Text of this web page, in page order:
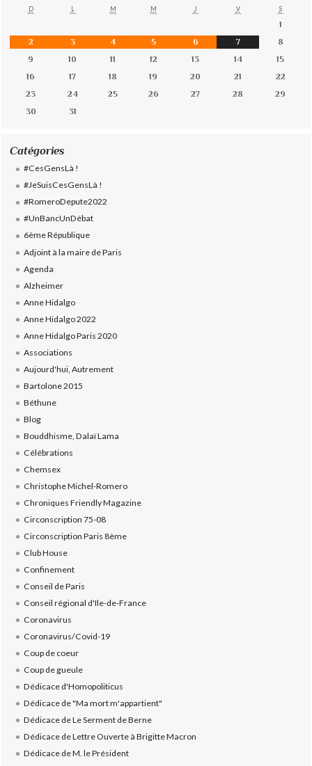
D L M M J V S
1
2
3 4 5 6 7
8
9
10 11 12 13 14
15
16
17 18 19 20 21
22
23
24 25 26 27 28
29
30
31
Catégories
#CesGensLà !
#JeSuisCesGensLà !
#RomeroDepute2022
#UnBancUnDébat
6ème République
Adjoint à la maire de Paris
Agenda
Alzheimer
Anne Hidalgo
Anne Hidalgo 2022
Anne Hidalgo Paris 2020
Associations
Aujourd'hui, Autrement
Bartolone 2015
Béthune
Blog
Bouddhisme, Dalaï Lama
Célébrations
Chemsex
Christophe Michel-Romero
Chroniques Friendly Magazine
Circonscription 75-08
Circonscription Paris 8ème
Club House
Confinement
Conseil de Paris
Conseil régional d'Ile-de-France
Coronavirus
Coronavirus/Covid-19
Coup de coeur
Coup de gueule
Dédicace d'Homopoliticus
Dédicace de "Ma mort m'appartient"
Dédicace de Le Serment de Berne
Dédicace de Lettre Ouverte à Brigitte Macron
Dédicace de M. le Président